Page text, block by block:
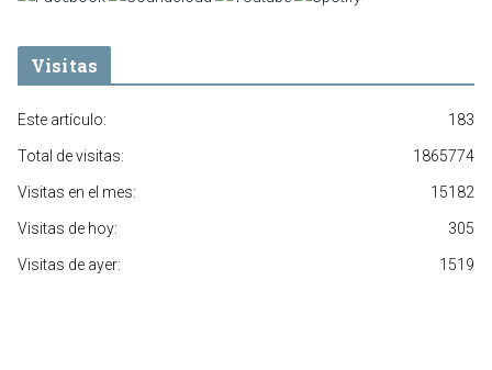
Visitas
183
Este artículo:
1865774
Total de visitas:
15182
Visitas en el mes:
305
Visitas de hoy:
1519
Visitas de ayer: